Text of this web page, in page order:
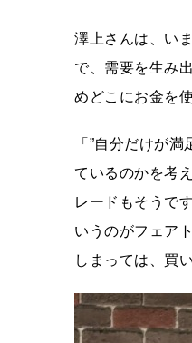
澤上さんは、い
で、需要を生み
めどこにお金を
「”自分だけが
ているのかを考
レードもそうで
いうのがフェア
しまっては、買